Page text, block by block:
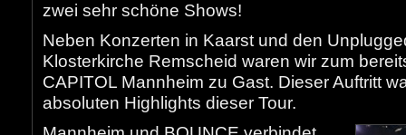
zwei sehr schöne Shows!
Neben Konzerten in Kaarst und den
Klosterkirche Remscheid waren wir zum
CAPITOL Mannheim zu Gast. Dieser Auftritt
absoluten Highlights dieser Tour.